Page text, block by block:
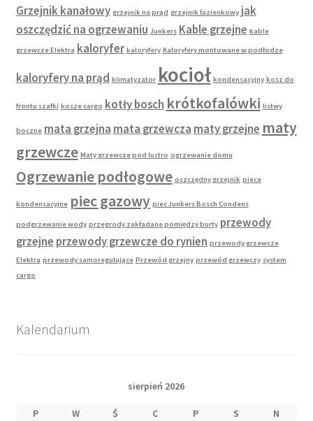
Grzejnik kanałowy grzejnik na prąd grzejnik łazienkowy jak
oszczędzić na ogrzewaniu Junkers Kable grzejne kable
grzewcze Elektra kaloryfer kaloryfery Kaloryfery montowane w podłodze
kaloryfery na prąd klimatyzator kocioł kondensacyjny kosz do
frontu szafki kosze cargo kotły bosch krótkofalówki listwy
boczne mata grzejna mata grzewcza maty grzejne maty
grzewcze Maty grzewcze pod lustro ogrzewanie domu
Ogrzewanie podłogowe oszczędny grzejnik piece
kondensacyjne piec gazowy piec Junkers Bosch Condens
podgrzewanie wody przegrody zakładane pomiędzy burty przewody
grzejne przewody grzewcze do rynien przewody grzewcze
Elektra przewody samoregulujące Przewód grzejny przewód grzewczy system
cargo
Kalendarium
sierpień 2026
P W Ś C P S
N